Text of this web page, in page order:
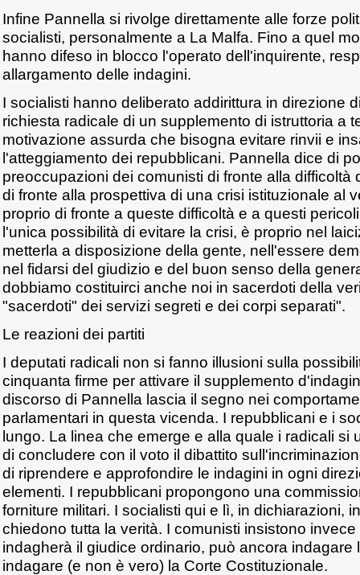
Infine Pannella si rivolge direttamente alle forze
socialisti, personalmente a La Malfa. Fino a quel
hanno difeso in blocco l'operato dell'inquirente,
allargamento delle indagini.
I socialisti hanno deliberato addirittura in direzione
richiesta radicale di un supplemento di istruttoria a
motivazione assurda che bisogna evitare rinvii e
l'atteggiamento dei repubblicani. Pannella dice di
preoccupazioni dei comunisti di fronte alla difficoltà
di fronte alla prospettiva di una crisi istituzionale al
proprio di fronte a queste difficoltà e a questi
l'unica possibilità di evitare la crisi, è proprio nel
metterla a disposizione della gente, nell'essere
nel fidarsi del giudizio e del buon senso della
dobbiamo costituirci anche noi in sacerdoti della
"sacerdoti" dei servizi segreti e dei corpi separati".
Le reazioni dei partiti
I deputati radicali non si fanno illusioni sulla
cinquanta firme per attivare il supplemento
discorso di Pannella lascia il segno nei
parlamentari in questa vicenda. I repubblicani e i
lungo. La linea che emerge e alla quale i radicali si
di concludere con il voto il dibattito
di riprendere e approfondire le indagini in ogni
elementi. I repubblicani propongono una
forniture militari. I socialisti qui e lì, in dichiarazioni,
chiedono tutta la verità. I comunisti insistono
indagherà il giudice ordinario, può ancora indagare
indagare (e non è vero) la Corte Costituzionale.